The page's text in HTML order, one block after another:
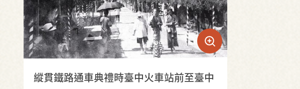
縱貫鐵路通車典禮時臺中火車站前至臺中